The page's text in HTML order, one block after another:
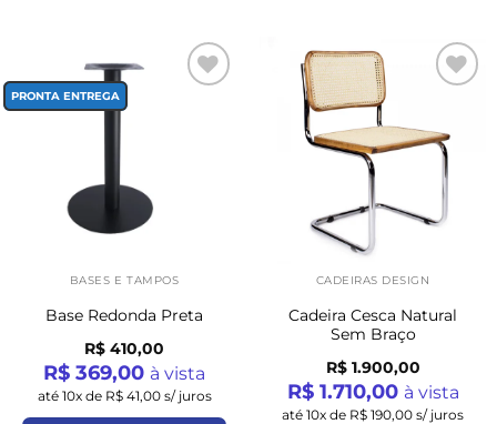
PRONTA ENTREGA
Add to
BASES E TAMPOS
Base Redonda Preta
R$ 410,00
R$ 369,00 à vista
até 10x de R$ 41,00 s/ juros
Add to
CADEIRAS DESIGN
Cadeira Cesca Natural
Sem Braço
R$ 1.900,00
R$ 1.710,00 à vista
até 10x de R$ 190,00 s/ juros